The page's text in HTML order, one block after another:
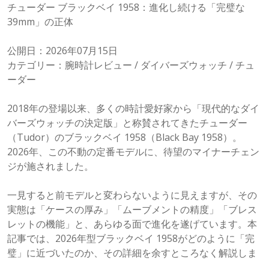
チューダー ブラックベイ 1958：進化し続ける「完璧な
39mm」の正体
公開日：2026年07月15日
カテゴリー：腕時計レビュー / ダイバーズウォッチ / チュ
ーダー
2018年の登場以来、多くの時計愛好家から「現代的なダイ
バーズウォッチの決定版」と称賛されてきたチューダー
（Tudor）のブラックベイ 1958（Black Bay 1958）。
2026年、この不動の定番モデルに、待望のマイナーチェン
ジが施されました。
一見すると前モデルと変わらないように見えますが、その
実態は「ケースの厚み」「ムーブメントの精度」「ブレス
レットの機能」と、あらゆる面で進化を遂げています。本
記事では、2026年型ブラックベイ 1958がどのように「完
璧」に近づいたのか、その詳細を余すところなく解説しま